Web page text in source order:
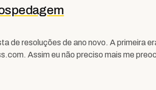
de resoluções de ano novo. A primeira
Assim eu não preciso mais me